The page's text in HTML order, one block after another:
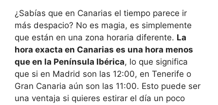
¿Sabías que en Canarias el tiempo parece ir
más despacio? No es magia, es simplemente
que están en una zona horaria diferente. La
hora exacta en Canarias es una hora menos
que en la Península Ibérica, lo que significa
que si en Madrid son las 12:00, en Tenerife o
Gran Canaria aún son las 11:00. Esto puede ser
una ventaja si quieres estirar el día un poco